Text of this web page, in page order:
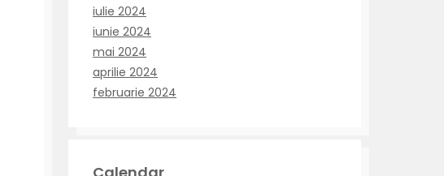
iulie 2024
iunie 2024
mai 2024
aprilie 2024
februarie 2024